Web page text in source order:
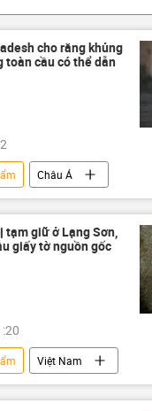
cho rằng khủng
toàn cầu có thể dẫn
Châu Á
Chính trị
Thế giới
Liên Hợp Quốc
tạm giữ ở Lạng Sơn,
giấy tờ nguồn gốc
Việt Nam
thực phẩm
Pháp luật